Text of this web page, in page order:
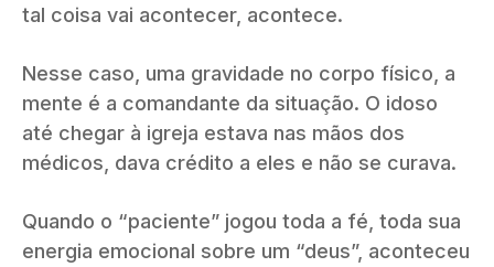
tal coisa vai acontecer, acontece.
Nesse caso, uma gravidade no corpo físico, a
mente é a comandante da situação. O idoso
até chegar à igreja estava nas mãos dos
médicos, dava crédito a eles e não se curava.
Quando o “paciente” jogou toda a fé, toda sua
energia emocional sobre um “deus”, aconteceu